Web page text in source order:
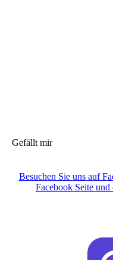
Gefällt mir
Besuchen Sie uns auf
Facebook Seite und